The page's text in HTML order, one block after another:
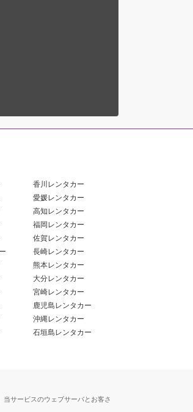
香川レンタカー
愛媛レンタカー
高知レンタカー
福岡レンタカー
佐賀レンタカー
長崎レンタカー
熊本レンタカー
大分レンタカー
宮崎レンタカー
鹿児島レンタカー
沖縄レンタカー
石垣島レンタカー
サービスのウェブサーバとお客さ